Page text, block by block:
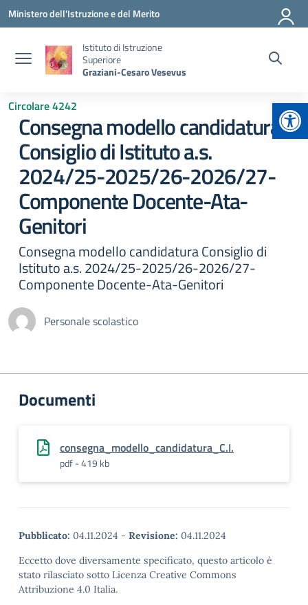
Vai ai contenuti
Vai al menu di navigazione
Vai al footer
Ministero dell'Istruzione e del Merito
Istituto di Istruzione
Superiore
Graziani-Cesaro Vesevus
Circolare 4242
Consegna modello candidatura
Consiglio di Istituto a.s.
2024/25-2025/26-2026/27-
Componente Docente-Ata-
Genitori
Consegna modello candidatura Consiglio di
Istituto a.s. 2024/25-2025/26-2026/27-
Componente Docente-Ata-Genitori
Personale scolastico
Documenti
consegna_modello_candidatura_C.I.
pdf - 419 kb
Pubblicato: 04.11.2024 - Revisione: 04.11.2024
Eccetto dove diversamente specificato, questo articolo è
stato rilasciato sotto Licenza Creative Commons
Attribuzione 4.0 Italia.